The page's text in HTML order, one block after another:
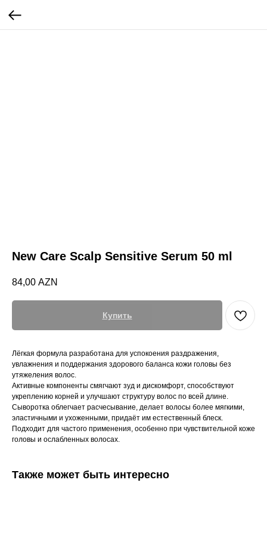
New Care Scalp Sensitive Serum 50 ml
84,00 AZN
Купить
Лёгкая формула разработана для успокоения раздражения,
увлажнения и поддержания здорового баланса кожи головы без
утяжеления волос.
Активные компоненты смягчают зуд и дискомфорт, способствуют
укреплению корней и улучшают структуру волос по всей длине.
Сыворотка облегчает расчесывание, делает волосы более мягкими,
эластичными и ухоженными, придаёт им естественный блеск.
Подходит для частого применения, особенно при чувствительной коже
головы и ослабленных волосах.
Также может быть интересно